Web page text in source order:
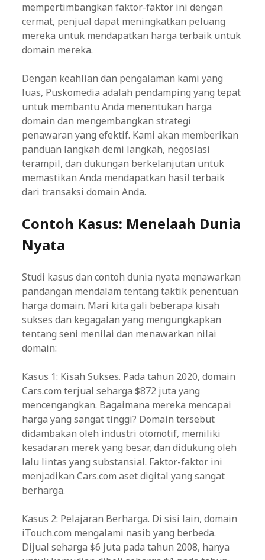
mempertimbangkan faktor-faktor ini dengan
cermat, penjual dapat meningkatkan peluang
mereka untuk mendapatkan harga terbaik untuk
domain mereka.
Dengan keahlian dan pengalaman kami yang
luas, Puskomedia adalah pendamping yang tepat
untuk membantu Anda menentukan harga
domain dan mengembangkan strategi
penawaran yang efektif. Kami akan memberikan
panduan langkah demi langkah, negosiasi
terampil, dan dukungan berkelanjutan untuk
memastikan Anda mendapatkan hasil terbaik
dari transaksi domain Anda.
Contoh Kasus: Menelaah Dunia
Nyata
Studi kasus dan contoh dunia nyata menawarkan
pandangan mendalam tentang taktik penentuan
harga domain. Mari kita gali beberapa kisah
sukses dan kegagalan yang mengungkapkan
tentang seni menilai dan menawarkan nilai
domain:
Kasus 1: Kisah Sukses. Pada tahun 2020, domain
Cars.com terjual seharga $872 juta yang
mencengangkan. Bagaimana mereka mencapai
harga yang sangat tinggi? Domain tersebut
didambakan oleh industri otomotif, memiliki
kesadaran merek yang besar, dan didukung oleh
lalu lintas yang substansial. Faktor-faktor ini
menjadikan Cars.com aset digital yang sangat
berharga.
Kasus 2: Pelajaran Berharga. Di sisi lain, domain
iTouch.com mengalami nasib yang berbeda.
Dijual seharga $6 juta pada tahun 2008, hanya